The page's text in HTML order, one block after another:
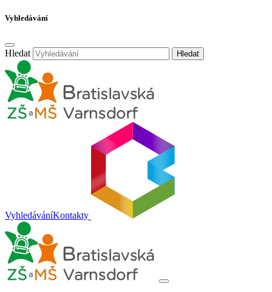
Vyhledávání
Hledat Hledat
VyhledáváníKontakty